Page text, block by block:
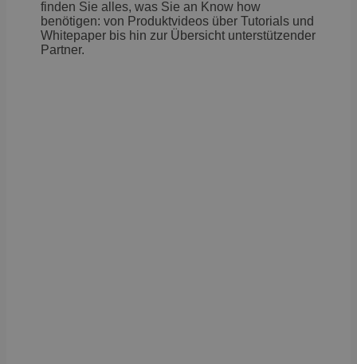
finden Sie alles, was Sie an Know how
benötigen: von Produktvideos über Tutorials und
Whitepaper bis hin zur Übersicht unterstützender
Partner.